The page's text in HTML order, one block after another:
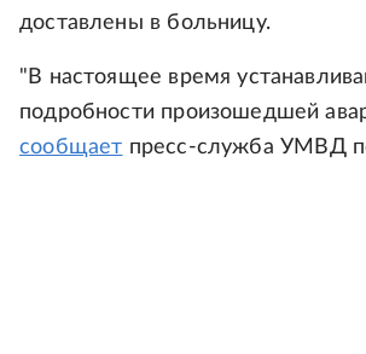
доставлены в больницу.
"В настоящее время
подробности произошедшей
сообщает пресс-служба УМВД